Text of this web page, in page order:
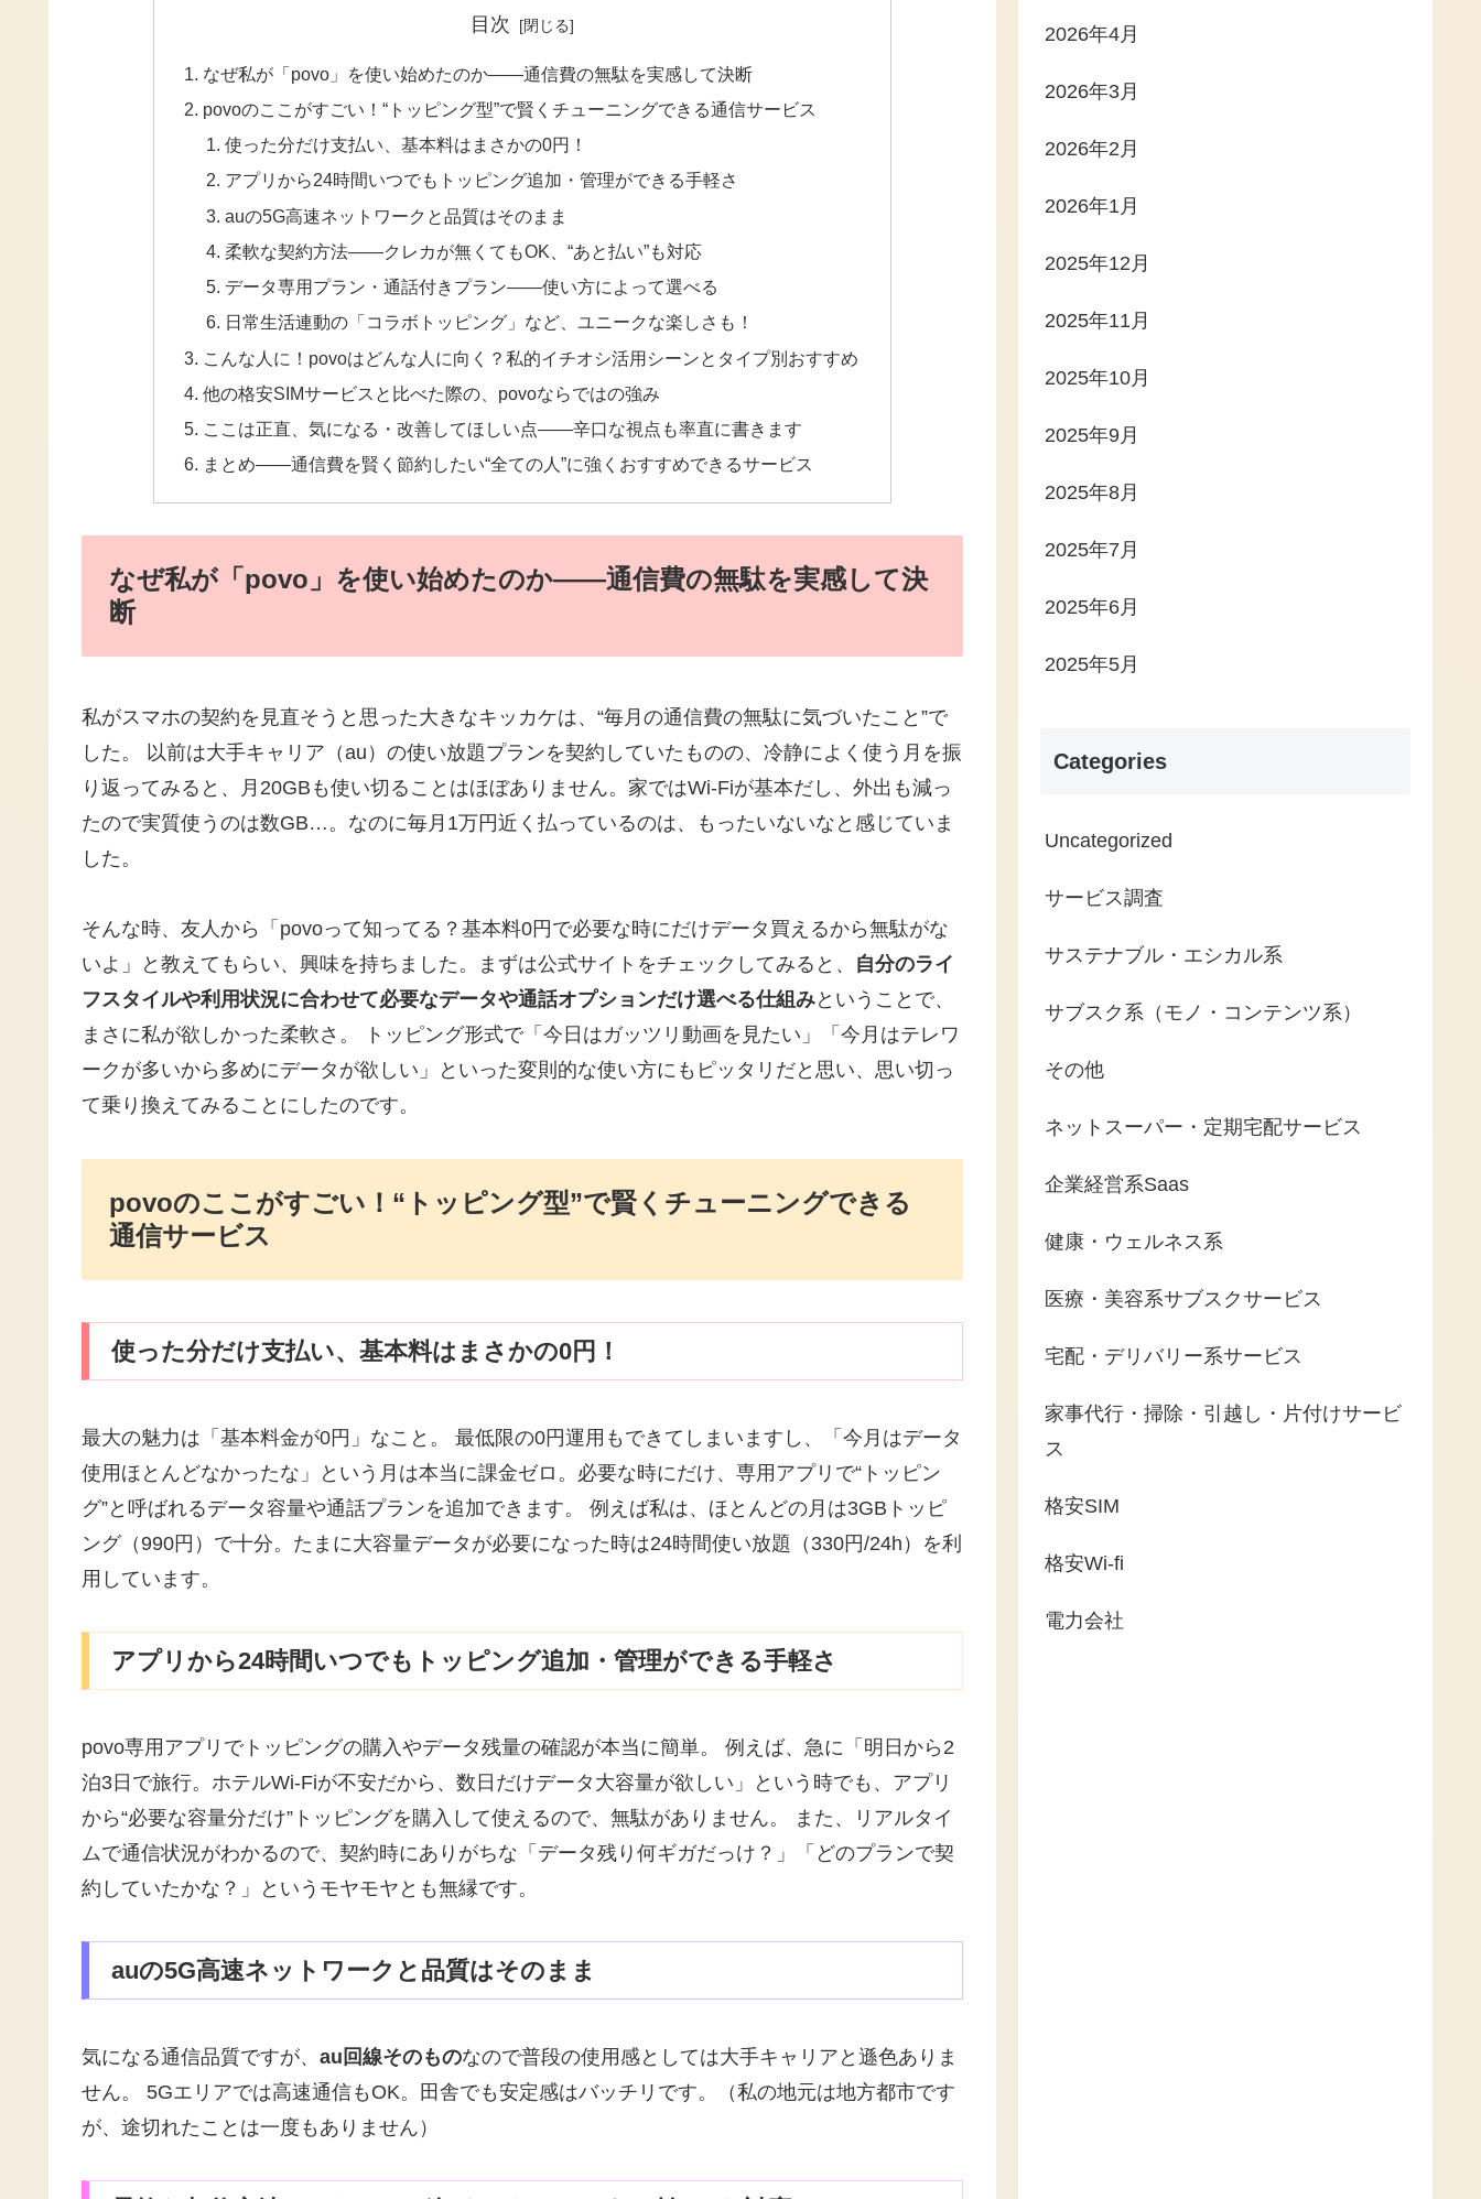
目次
なぜ私が「povo」を使い始めたのか――通信費の無駄を実感して決断
povoのここがすごい！“トッピング型”で賢くチューニングできる通信サービス
使った分だけ支払い、基本料はまさかの0円！
アプリから24時間いつでもトッピング追加・管理ができる手軽さ
auの5G高速ネットワークと品質はそのまま
柔軟な契約方法――クレカが無くてもOK、“あと払い”も対応
データ専用プラン・通話付きプラン――使い方によって選べる
日常生活連動の「コラボトッピング」など、ユニークな楽しさも！
こんな人に！povoはどんな人に向く？私的イチオシ活用シーンとタイプ別おすすめ
他の格安SIMサービスと比べた際の、povoならではの強み
ここは正直、気になる・改善してほしい点――辛口な視点も率直に書きます
まとめ――通信費を賢く節約したい“全ての人”に強くおすすめできるサービス
なぜ私が「povo」を使い始めたのか――通信費の無駄を実感して決
断
私がスマホの契約を見直そうと思った大きなキッカケは、“毎月の通信費の無駄に気づいたこと”で
した。 以前は大手キャリア（au）の使い放題プランを契約していたものの、冷静によく使う月を振
り返ってみると、月20GBも使い切ることはほぼありません。家ではWi-Fiが基本だし、外出も減っ
たので実質使うのは数GB…。なのに毎月1万円近く払っているのは、もったいないなと感じていま
した。
そんな時、友人から「povoって知ってる？基本料0円で必要な時にだけデータ買えるから無駄がな
いよ」と教えてもらい、興味を持ちました。まずは公式サイトをチェックしてみると、 自分のライ
フスタイルや利用状況に合わせて必要なデータや通話オプションだけ選べる仕組みということで、
まさに私が欲しかった柔軟さ。 トッピング形式で「今日はガッツリ動画を見たい」「今月はテレワ
ークが多いから多めにデータが欲しい」といった変則的な使い方にもピッタリだと思い、思い切っ
て乗り換えてみることにしたのです。
povoのここがすごい！“トッピング型”で賢くチューニングできる
通信サービス
使った分だけ支払い、基本料はまさかの0円！
最大の魅力は「基本料金が0円」なこと。 最低限の0円運用もできてしまいますし、「今月はデータ
使用ほとんどなかったな」という月は本当に課金ゼロ。必要な時にだけ、専用アプリで“トッピン
グ”と呼ばれるデータ容量や通話プランを追加できます。 例えば私は、ほとんどの月は3GBトッピ
ング（990円）で十分。たまに大容量データが必要になった時は24時間使い放題（330円/24h）を利
用しています。
アプリから24時間いつでもトッピング追加・管理ができる手軽さ
povo専用アプリでトッピングの購入やデータ残量の確認が本当に簡単。 例えば、急に「明日から2
泊3日で旅行。ホテルWi-Fiが不安だから、数日だけデータ大容量が欲しい」という時でも、アプリ
から“必要な容量分だけ”トッピングを購入して使えるので、無駄がありません。 また、リアルタイ
ムで通信状況がわかるので、契約時にありがちな「データ残り何ギガだっけ？」「どのプランで契
約していたかな？」というモヤモヤとも無縁です。
auの5G高速ネットワークと品質はそのまま
気になる通信品質ですが、 au回線そのものなので普段の使用感としては大手キャリアと遜色ありま
せん。 5Gエリアでは高速通信もOK。田舎でも安定感はバッチリです。（私の地元は地方都市です
が、途切れたことは一度もありません）
2026年4月
2026年3月
2026年2月
2026年1月
2025年12月
2025年11月
2025年10月
2025年9月
2025年8月
2025年7月
2025年6月
2025年5月
Categories
Uncategorized
サービス調査
サステナブル・エシカル系
サブスク系（モノ・コンテンツ系）
その他
ネットスーパー・定期宅配サービス
企業経営系Saas
健康・ウェルネス系
医療・美容系サブスクサービス
宅配・デリバリー系サービス
家事代行・掃除・引越し・片付けサービ
ス
格安SIM
格安Wi-fi
電力会社